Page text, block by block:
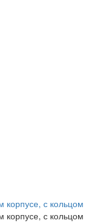
корпусе, с кольцом
корпусе, с кольцом